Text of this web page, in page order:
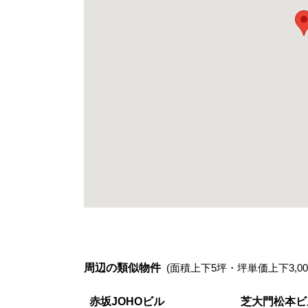
周辺の類似物件 (面積上下5坪・坪単価上下